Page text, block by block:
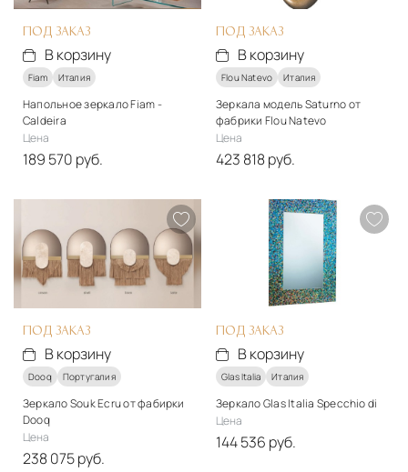
ПОД ЗАКАЗ
В корзину
Fiam Италия
Напольное зеркало Fiam -
Caldeira
Цена
189 570 руб.
Подробнее
ПОД ЗАКАЗ
В корзину
Flou Natevo Италия
Зеркала модель Saturno от
фабрики Flou Natevo
Цена
423 818 руб.
Подробнее
В корзину
ПОД ЗАКАЗ
В корзину
Dooq Португалия
Зеркало Souk Ecru от фабирки
Dooq
Цена
238 075 руб.
ПОД ЗАКАЗ
В корзину
Glas Italia Италия
Зеркало Glas Italia Specchio di
Цена
144 536 руб.